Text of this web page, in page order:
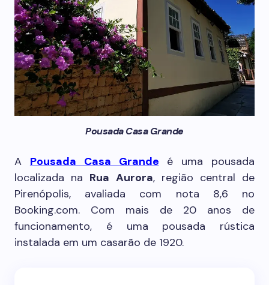
Pousada Casa Grande
A Pousada Casa Grande é uma pousada
localizada na Rua Aurora, região central de
Pirenópolis, avaliada com nota 8,6 no
Booking.com. Com mais de 20 anos de
funcionamento, é uma pousada rústica
instalada em um casarão de 1920.